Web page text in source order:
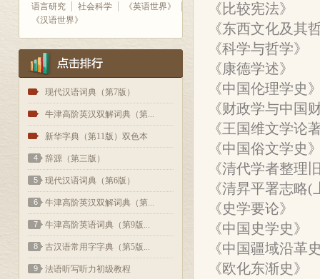
语言研究
社会科学
《英语世界》
《汉语世界》
1 现代汉语词典（第7版）
2 牛津高阶英汉双解词典（第...
3 新华字典（第11版）双色本
4 辞源（第三版）
5 现代汉语词典（第6版）
6 牛津高阶英汉双解词典（第...
7 牛津高阶英语词典（第9版...
8 古汉语常用字字典（第5版...
9 法语听写听力初级教程
《比较宪法》
《东西文化及其
《科学与哲学》
《康德学述》
《中国伦理学史
《财政学与中
《王国维文学论
《中国俗文学史
《清代学者整理
《清昇平署志略(
《史学要论》
《中国史学史》
《中国疆域沿革
《欧化东渐史》